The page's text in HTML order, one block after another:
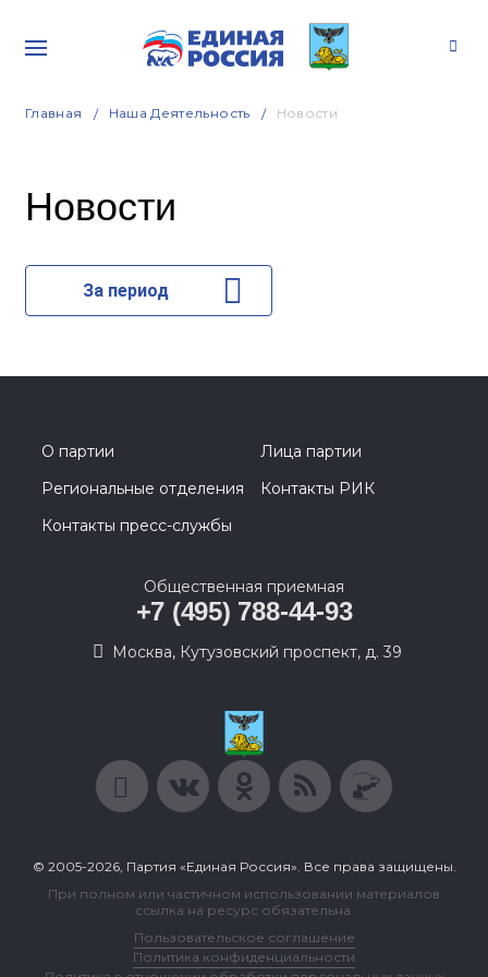
Главная Наша Деятельность Новости
Новости
За период
О партии
Лица партии
Региональные отделения
Контакты РИК
Контакты пресс-службы
Общественная приемная
+7 (495) 788-44-93
Москва, Кутузовский проспект, д. 39
© 2005-2026, Партия «Единая Россия». Все права защищены.
При полном или частичном использовании материалов
ссылка на ресурс обязательна.
Пользовательское соглашение
Политика конфиденциальности